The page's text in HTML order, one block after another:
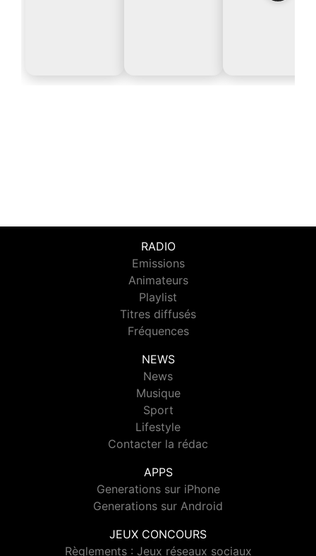
RADIO
Emissions
Animateurs
Playlist
Titres diffusés
Fréquences
NEWS
News
Musique
Sport
Lifestyle
Contacter la rédac
APPS
Generations sur iPhone
Generations sur Android
JEUX CONCOURS
Règlements : Jeux réseaux sociaux